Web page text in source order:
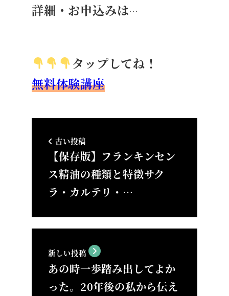
詳細・お申込みは…
タップしてね！
無料体験講座
古い投稿
【保存版】フランキンセン
ス精油の種類と特徴サク
ラ・カルテリ・…
新しい投稿
あの時一歩踏み出してよか
った。20年後の私から伝え